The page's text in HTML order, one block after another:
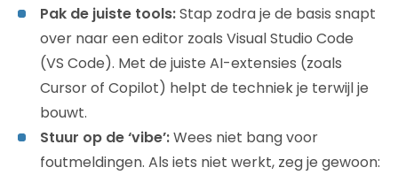
Pak de juiste tools:Stap zodra je de basis snapt
over naar een editor zoals Visual Studio Code
(VS Code). Met de juiste AI-extensies (zoals
Cursor of Copilot) helpt de techniek je terwijl je
bouwt.
Stuur op de ‘vibe’:Wees niet bang voor
foutmeldingen. Als iets niet werkt, zeg je gewoon: